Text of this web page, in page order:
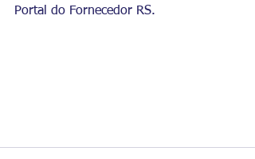
Portal do Fornecedor RS.